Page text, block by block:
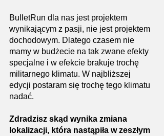
BulletRun dla nas jest projektem
wynikającym z pasji, nie jest projektem
dochodowym. Dlatego czasem nie
mamy w budżecie na tak zwane efekty
specjalne i w efekcie brakuje trochę
militarnego klimatu. W najbliższej
edycji postaram się trochę tego klimatu
nadać.
Zdradzisz skąd wynika zmiana
lokalizacji, która nastąpiła w zeszłym